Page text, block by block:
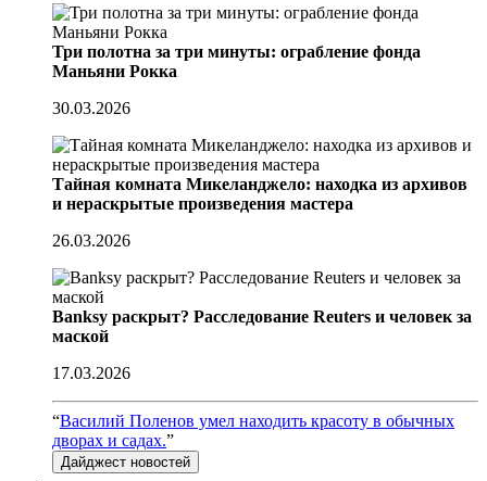
Три полотна за три минуты: ограбление фонда
Маньяни Рокка
30.03.2026
Тайная комната Микеланджело: находка из архивов
и нераскрытые произведения мастера
26.03.2026
Banksy раскрыт? Расследование Reuters и человек за
маской
17.03.2026
“Василий Поленов умел находить красоту в обычных
дворах и садах.”
Дайджест новостей